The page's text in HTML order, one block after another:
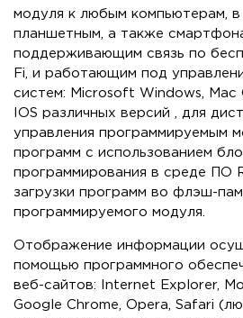
модуля к любым компьютерам, в
планшетным, а также
поддерживающим связь по
Fi, и работающим под
систем: Microsoft Windows, Mac
IOS различных версий , для
управления программируемым
программ с использованием
программирования в среде ПО
загрузки программ во флэш-
программируемого модуля.
Отображение информации
помощью программного
веб-сайтов: Internet Explorer,
Google Chrome, Opera, Safari